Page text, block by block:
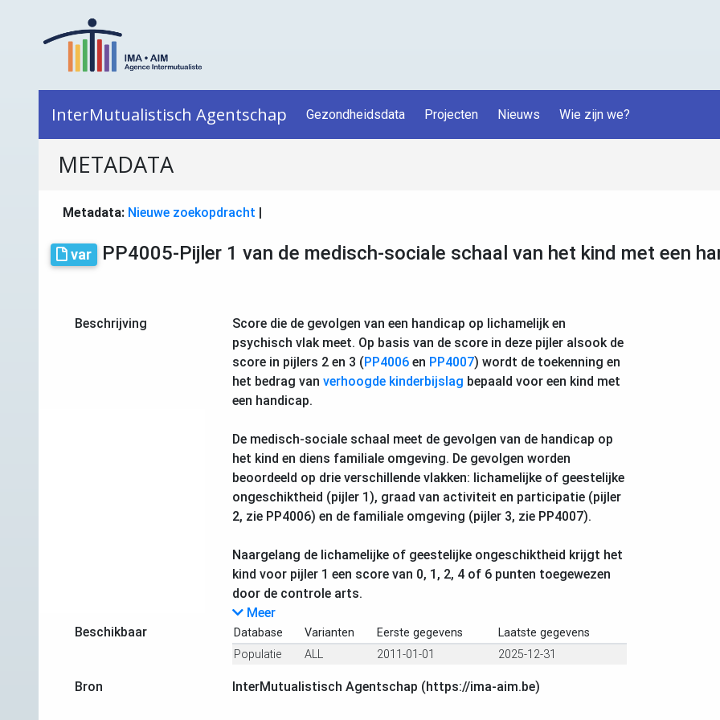
InterMutualistisch Agentschap Gezondheidsdata Projecten Nieuws Wie zijn we?
METADATA
Metadata: Nieuwe zoekopdracht |
var PP4005-Pijler 1 van de medisch-sociale schaal van het kind met een
Beschrijving
Score die de gevolgen van een handicap op lichamelijk en
psychisch vlak meet. Op basis van de score in deze pijler alsook de
score in pijlers 2 en 3 (PP4006en PP4007) wordt de toekenning en
het bedrag van verhoogde kinderbijslag bepaald voor een kind met
een handicap.
De medisch-sociale schaal meet de gevolgen van de handicap op
het kind en diens familiale omgeving. De gevolgen worden
beoordeeld op drie verschillende vlakken: lichamelijke of geestelijke
ongeschiktheid (pijler 1), graad van activiteit en participatie (pijler
2, zie PP4006) en de familiale omgeving (pijler 3, zie PP4007).
Naargelang de lichamelijke of geestelijke ongeschiktheid krijgt het
kind voor pijler 1 een score van 0, 1, 2, 4 of 6 punten toegewezen
door de controle arts.
Meer
Beschikbaar
Database Varianten Eerste gegevens
Laatste gegevens
Populatie
ALL 2011-01-01 2025-12-31
Bron InterMutualistisch Agentschap (https://ima-aim.be)